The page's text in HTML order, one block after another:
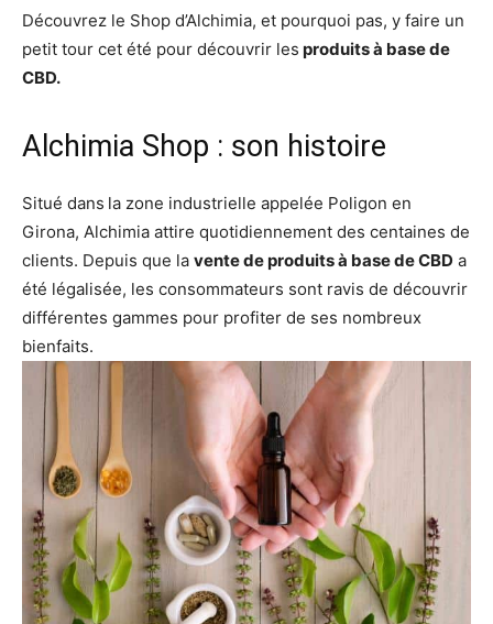
Découvrez le Shop d’Alchimia, et pourquoi pas, y faire un
petit tour cet été pour découvrir les produits à base de
CBD.
Alchimia Shop : son histoire
Situé dans la zone industrielle appelée Poligon en
Girona, Alchimia attire quotidiennement des centaines de
clients. Depuis que la vente de produits à base de CBD a
été légalisée, les consommateurs sont ravis de découvrir
différentes gammes pour profiter de ses nombreux
bienfaits.